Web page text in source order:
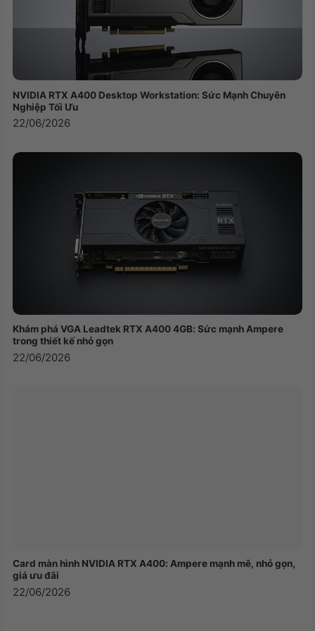
Kích thước tối giản phù hợp với mọi
Siêu nhỏ—kích thước chỉ 2,5 lít và có cùng I/O như
một hệ thống máy tính để bàn có kích thước gấp
10 lần. Thiết kế buồng hơi và ống dẫn nhiệt cho
phép hệ thống chạy mát và êm ái trong suốt khối
lượng công việc. Chỉ với W x D x H 180 x 270 x
giải trí, làm việc.
NVIDIA RTX A400 Desktop Workstation: Sức Mạnh Chuyên
Nghiệp Tối Ưu
22/06/2026
Khám phá VGA Leadtek RTX A400 4GB: Sức mạnh Ampere
trong thiết kế nhỏ gọn
22/06/2026
Card màn hình NVIDIA RTX A400: Ampere mạnh mẽ, nhỏ gọn,
giá ưu đãi
22/06/2026